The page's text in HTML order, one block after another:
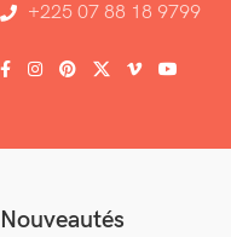
+225 07 88 18 9799
Nouveautés